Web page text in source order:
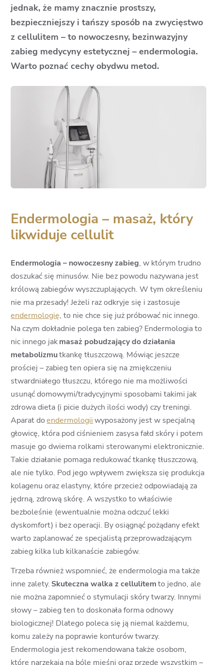
jednak, że mamy znacznie prostszy,
bezpieczniejszy i tańszy sposób na zwycięstwo
z cellulitem – to nowoczesny, bezinwazyjny
zabieg medycyny estetycznej – endermologia.
Warto poznać cechy obydwu metod.
Endermologia – masaż, który
likwiduje cellulit
Endermologia – nowoczesny zabieg, w którym trudno
doszukać się minusów. Nie bez powodu nazywana jest
królową zabiegów wyszczuplających. W tym określeniu
nie ma przesady! Jeżeli raz odkryje się i zastosuje
endermologię, to nie chce się już próbować nic innego.
Na czym dokładnie polega ten zabieg? Endermologia to
nic innego jakmasaż pobudzający do działania
metabolizmutkankę tłuszczową. Mówiąc jeszcze
prościej – zabieg ten opiera się na zmiękczeniu
stwardniałego tłuszczu, którego nie ma możliwości
usunąć domowymi/tradycyjnymi sposobami takimi jak
zdrowa dieta (i picie dużych ilości wody) czy treningi.
Aparat do endermologii wyposażony jest w specjalną
głowicę, która pod ciśnieniem zasysa fałd skóry i potem
masuje go dwiema rolkami sterowanymi elektronicznie.
Takie działanie pomaga redukować tkankę tłuszczową,
ale nie tylko. Pod jego wpływem zwiększa się produkcja
kolagenu oraz elastyny, które przecież odpowiadają za
jędrną, zdrową skórę. A wszystko to właściwie
bezboleśnie (ewentualnie można odczuć lekki
dyskomfort) i bez operacji. By osiągnąć pożądany efekt
warto zaplanować ze specjalistą przeprowadzającym
zabieg kilka lub kilkanaście zabiegów.
Trzeba również wspomnieć, że endermologia ma także
inne zalety. Skuteczna walka z cellulitem to jedno, ale
nie można zapomnieć o stymulacji skóry twarzy. Innymi
słowy – zabieg ten to doskonała forma odnowy
biologicznej! Dlatego poleca się ją niemal każdemu,
komu zależy na poprawie konturów twarzy.
Endermologia jest rekomendowana także osobom,
które narzekają na bóle mięśni oraz przede wszystkim –